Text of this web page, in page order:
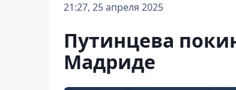
21:27, 25 апреля 2025
Путинцева
Мадриде